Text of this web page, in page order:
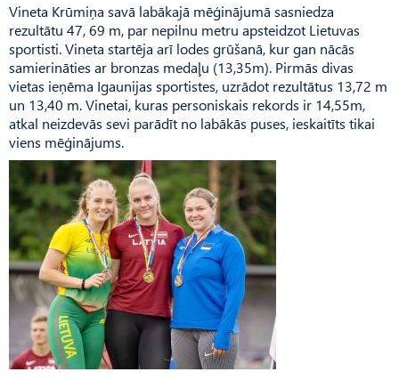
Vineta Krūmiņa savā labākajā mēģinājumā sasniedza
rezultātu 47, 69 m, par nepilnu metru apsteidzot Lietuvas
sportisti. Vineta startēja arī lodes grūšanā, kur gan nācās
samierināties ar bronzas medaļu (13,35m). Pirmās divas
vietas ieņēma Igaunijas sportistes, uzrādot rezultātus 13,72 m
un 13,40 m. Vinetai, kuras personiskais rekords ir 14,55m,
atkal neizdevās sevi parādīt no labākās puses, ieskaitīts tikai
viens mēģinājums.